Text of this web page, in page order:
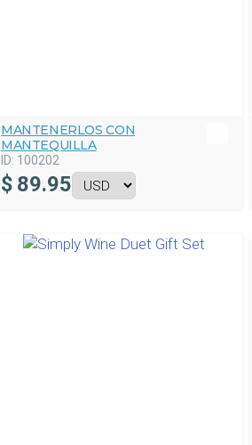
MANTENERLOS CON
MANTEQUILLA
ID: 100202
$ 89.95